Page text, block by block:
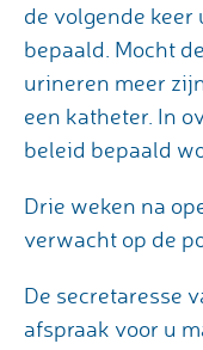
de volgende
bepaald. Mocht
urineren meer
een katheter. In
beleid bepaald
Drie weken na
verwacht op de
De secretaresse
afspraak voor u